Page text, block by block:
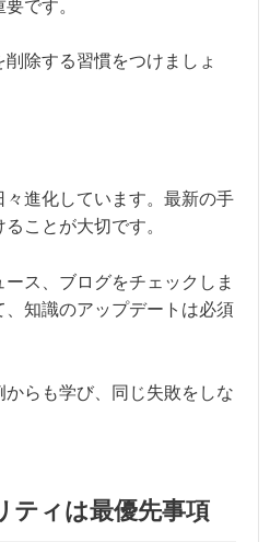
です。
除する習慣をつけましょ
進化しています。最新の手
ことが大切です。
ス、ブログをチェックしま
、知識のアップデートは必須
らも学び、同じ失敗をしな
ティは最優先事項